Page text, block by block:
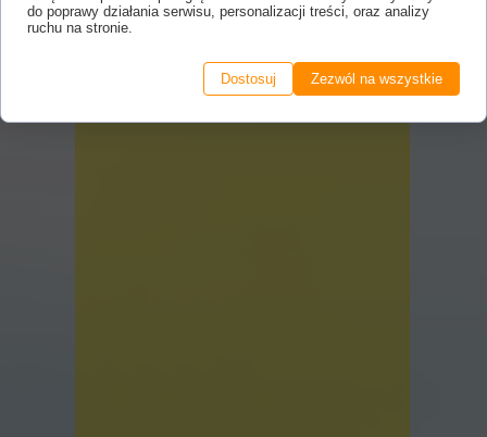
do poprawy działania serwisu, personalizacji treści, oraz analizy
ruchu na stronie.
Dostosuj Zezwól na wszystkie